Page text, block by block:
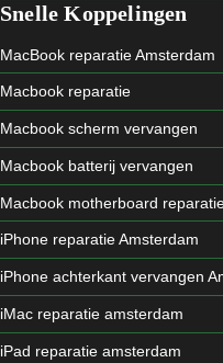
Snelle Koppelingen
MacBook reparatie Amsterdam
Macbook reparatie
Macbook scherm vervangen
Macbook batterij vervangen
Macbook motherboard
iPhone reparatie Amsterdam
iPhone achterkant vervangen
iMac reparatie amsterdam
iPad reparatie amsterdam